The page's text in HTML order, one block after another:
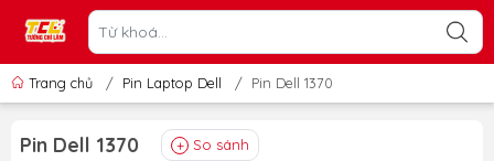
Trang chủ / Pin Laptop Dell / Pin Dell 1370
Pin Dell 1370 So sánh